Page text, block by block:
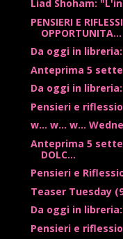
Liad Shoham:
PENSIERI E
OPPORTUNITA...
Da oggi in
Anteprima 5
Da oggi in
Pensieri e
w... w... w...
Anteprima 5
DOLC...
Pensieri e
Teaser Tuesday
Da oggi in
Pensieri e